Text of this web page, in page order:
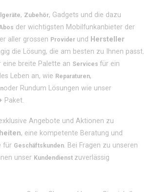
, Zubehör, Gadgets und die dazu
der wichtigsten Mobilfunkanbieter der
aller grossen Provider und Hersteller
die Lösung, die am besten zu Ihnen passt.
eine breite Palette an Servicesfür ein
Leben an, wie Reparaturen,
oder Rundum Lösungen wie unser
Paket.
Angebote und Aktionen zu
, eine kompetente Beratung und
für Geschäftskunden. Bei Fragen zu unseren
unser Kundendienst zuverlässig